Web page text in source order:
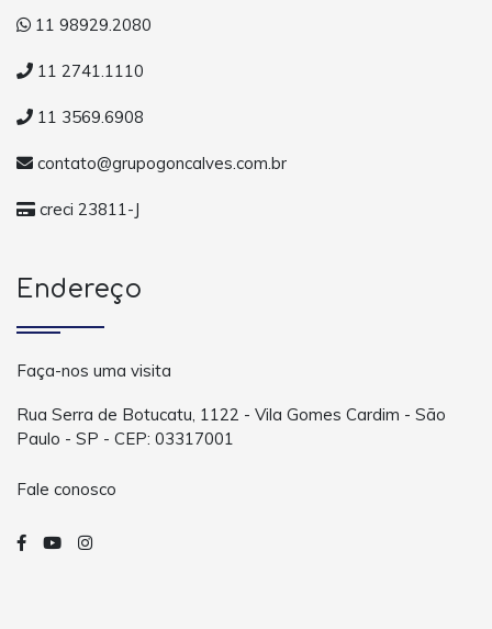
11 98929.2080
11 2741.1110
11 3569.6908
contato@grupogoncalves.com.br
creci 23811-J
Endereço
Faça-nos uma visita
Rua Serra de Botucatu, 1122 - Vila Gomes Cardim - São
Paulo - SP - CEP: 03317001
Fale conosco